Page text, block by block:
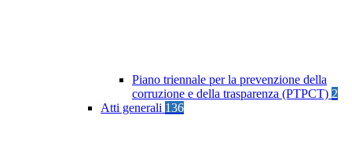
Piano triennale per la prevenzione della
corruzione e della trasparenza (PTPCT) 2
Atti generali 136